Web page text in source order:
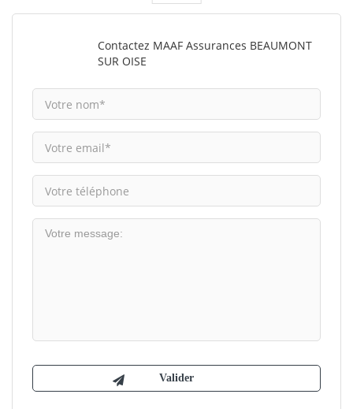
Contactez MAAF Assurances BEAUMONT
SUR OISE